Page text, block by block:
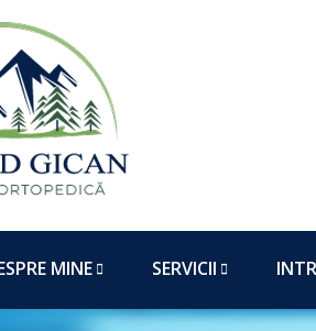
MINE SERVICII